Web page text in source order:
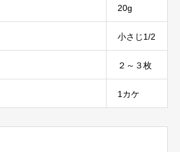
20g
小さじ1/2
２～３枚
1カケ